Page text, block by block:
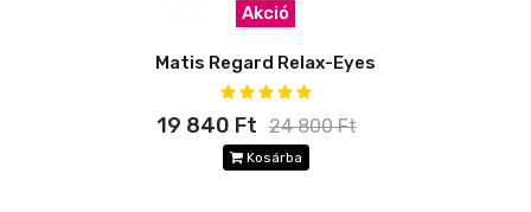
Akció
Matis Regard Relax-Eyes
19 840 Ft 24 800 Ft
Kosárba